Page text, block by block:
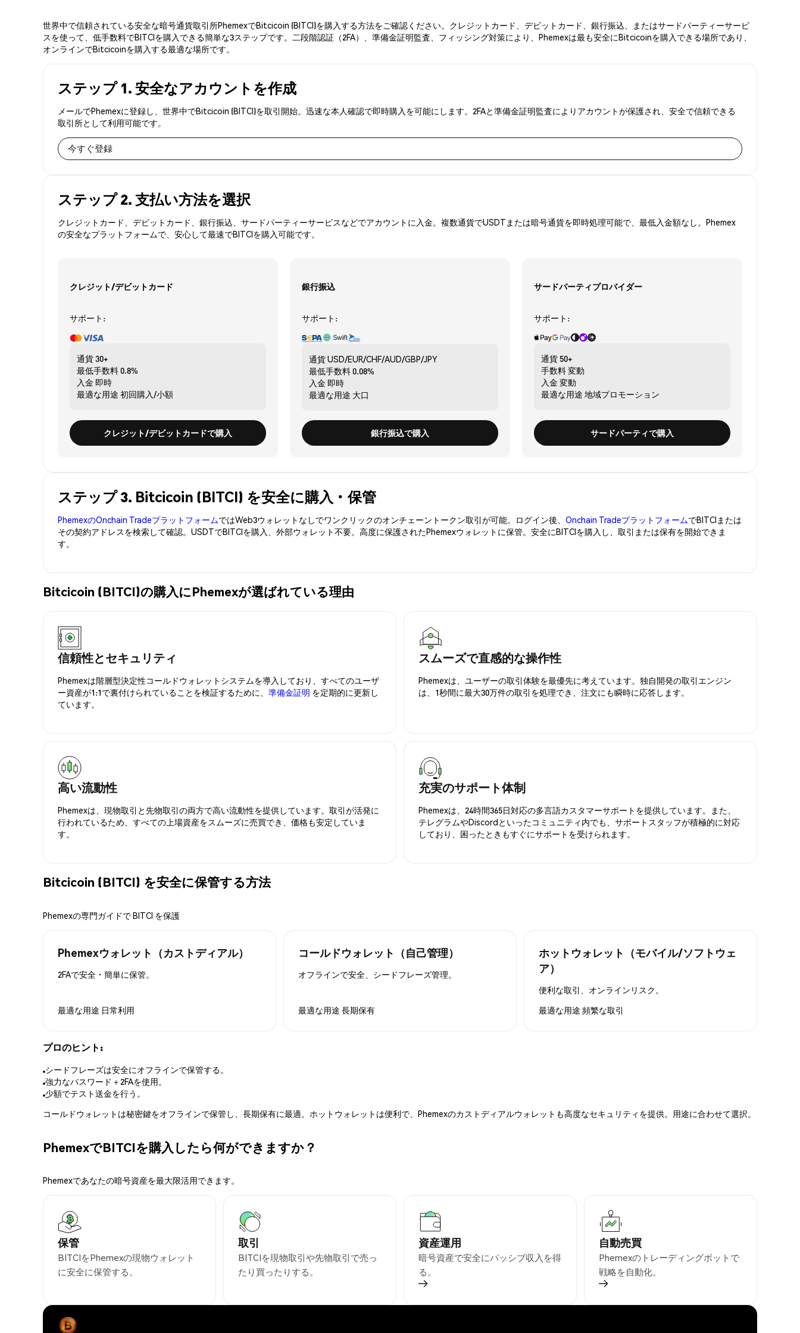
世界中で信頼されている安全な暗号通貨取引所PhemexでBitcicoin (BITCI)を購入する方法をご確認ください。クレジットカード、デビットカード、銀行振込、またはサードパーティーサービ
スを使って、低手数料でBITCIを購入できる簡単な3ステップです。二段階認証（2FA）、準備金証明監査、フィッシング対策により、Phemexは最も安全にBitcicoinを購入できる場所であり、
オンラインでBitcicoinを購入する最適な場所です。
ステップ 1. 安全なアカウントを作成
メールでPhemexに登録し、世界中でBitcicoin (BITCI)を取引開始。迅速な本人確認で即時購入を可能にします。2FAと準備金証明監査によりアカウントが保護され、安全で信頼できる
取引所として利用可能です。
今すぐ登録
ステップ 2. 支払い方法を選択
クレジットカード、デビットカード、銀行振込、サードパーティーサービスなどでアカウントに入金。複数通貨でUSDTまたは暗号通貨を即時処理可能で、最低入金額なし。Phemex
の安全なプラットフォームで、安心して最速でBITCIを購入可能です。
クレジット/デビットカード
サポート:
通貨30+
最低手数料0.8%
入金 即時
最適な用途 初回購入/小額
クレジット/デビットカードで購入
銀行振込
サポート:
通貨USD/EUR/CHF/AUD/GBP/JPY
最低手数料0.08%
入金 即時
最適な用途 大口
銀行振込で購入
サードパーティプロバイダー
サポート:
通貨 50+
手数料変動
入金 変動
最適な用途 地域プロモーション
サードパーティで購入
ステップ 3. Bitcicoin (BITCI) を安全に購入・保管
PhemexのOnchain TradeプラットフォームではWeb3ウォレットなしでワンクリックのオンチェーントークン取引が可能。ログイン後、 Onchain TradeプラットフォームでBITCIまたは
その契約アドレスを検索して確認。USDTでBITCIを購入、外部ウォレット不要。高度に保護されたPhemexウォレットに保管。安全にBITCIを購入し、取引または保有を開始できま
す。
Bitcicoin (BITCI)の購入にPhemexが選ばれている理由
信頼性とセキュリティ
Phemexは階層型決定性コールドウォレットシステムを導入しており、すべてのユーザ
ー資産が1:1で裏付けられていることを検証するために、 準備金証明 を定期的に更新し
ています。
スムーズで直感的な操作性
Phemexは、ユーザーの取引体験を最優先に考えています。独自開発の取引エンジン
は、1秒間に最大30万件の取引を処理でき、注文にも瞬時に応答します。
高い流動性
Phemexは、現物取引と先物取引の両方で高い流動性を提供しています。取引が活発に
行われているため、すべての上場資産をスムーズに売買でき、価格も安定していま
す。
充実のサポート体制
Phemexは、24時間365日対応の多言語カスタマーサポートを提供しています。また、
テレグラムやDiscordといったコミュニティ内でも、サポートスタッフが積極的に対応
しており、困ったときもすぐにサポートを受けられます。
Bitcicoin (BITCI) を安全に保管する方法
Phemexの専門ガイドで BITCI を保護
Phemexウォレット（カストディアル）
2FAで安全・簡単に保管。
最適な用途 日常利用
コールドウォレット（自己管理）
オフラインで安全、シードフレーズ管理。
最適な用途 長期保有
ホットウォレット（モバイル/ソフトウェ
ア）
便利な取引、オンラインリスク。
最適な用途 頻繁な取引
プロのヒント:
シードフレーズは安全にオフラインで保管する。
強力なパスワード＋2FAを使用。
少額でテスト送金を行う。
コールドウォレットは秘密鍵をオフラインで保管し、長期保有に最適。ホットウォレットは便利で、Phemexのカストディアルウォレットも高度なセキュリティを提供。用途に合わせて選択。
PhemexでBITCIを購入したら何ができますか？
Phemexであなたの暗号資産を最大限活用できます。
保管
BITCIをPhemexの現物ウォレット
に安全に保管する。
取引
BITCIを現物取引や先物取引で売っ
たり買ったりする。
資産運用
暗号資産で安全にパッシブ収入を得
る。
自動売買
Phemexのトレーディングボットで
戦略を自動化。